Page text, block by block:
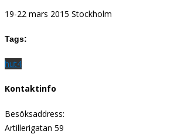
19-22 mars 2015 Stockholm
Tags:
hut4
Kontaktinfo
Besöksaddress:
Artillerigatan 59